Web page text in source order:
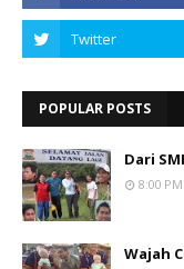
POPULAR POSTS
Dari
8:00 PM
Wajah